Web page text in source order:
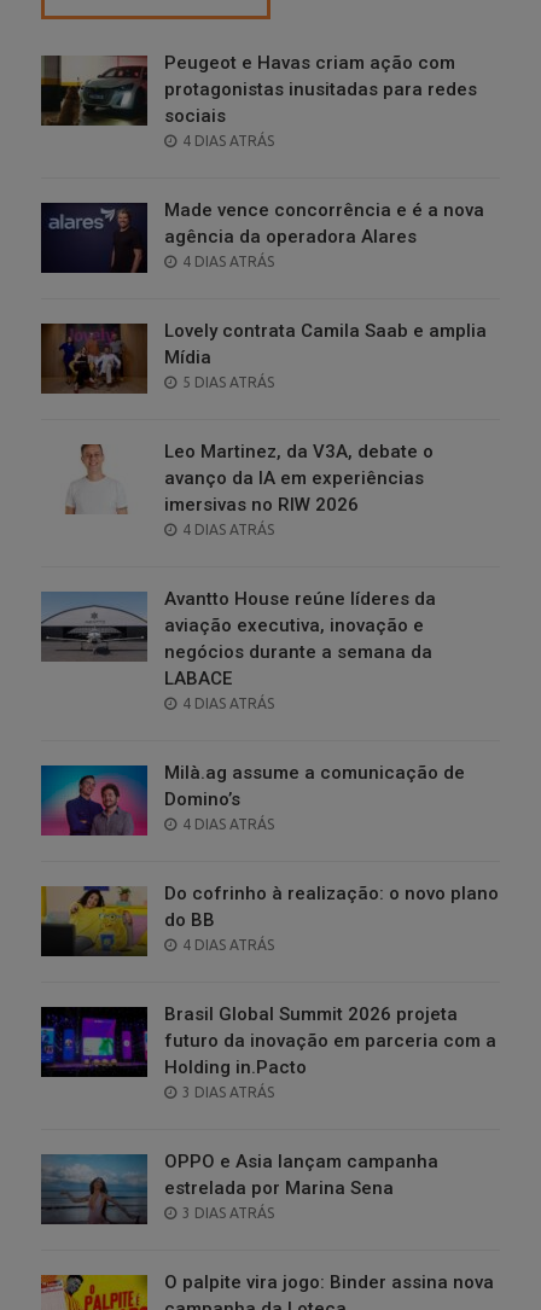
Peugeot e Havas criam ação com
protagonistas inusitadas para redes
sociais
POSTED
4 DIAS ATRÁS
Made vence concorrência e é a nova
agência da operadora Alares
POSTED
4 DIAS ATRÁS
Lovely contrata Camila Saab e amplia
Mídia
POSTED
5 DIAS ATRÁS
Leo Martinez, da V3A, debate o
avanço da IA em experiências
imersivas no RIW 2026
POSTED
4 DIAS ATRÁS
Avantto House reúne líderes da
aviação executiva, inovação e
negócios durante a semana da
LABACE
POSTED
4 DIAS ATRÁS
Milà.ag assume a comunicação de
Domino’s
POSTED
4 DIAS ATRÁS
Do cofrinho à realização: o novo plano
do BB
POSTED
4 DIAS ATRÁS
Brasil Global Summit 2026 projeta
futuro da inovação em parceria com a
Holding in.Pacto
POSTED
3 DIAS ATRÁS
OPPO e Asia lançam campanha
estrelada por Marina Sena
POSTED
3 DIAS ATRÁS
O palpite vira jogo: Binder assina nova